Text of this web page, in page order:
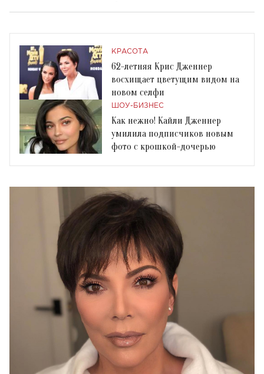
КРАСОТА
62-летняя Крис Дженнер
восхищает цветущим видом на
новом селфи
ШОУ-БИЗНЕС
Как нежно! Кайли Дженнер
умилила подписчиков новым
фото с крошкой-дочерью